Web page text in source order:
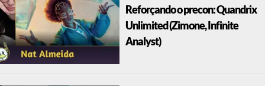
Reforçando o precon: Quandrix
Unlimited (Zimone, Infinite
Analyst)